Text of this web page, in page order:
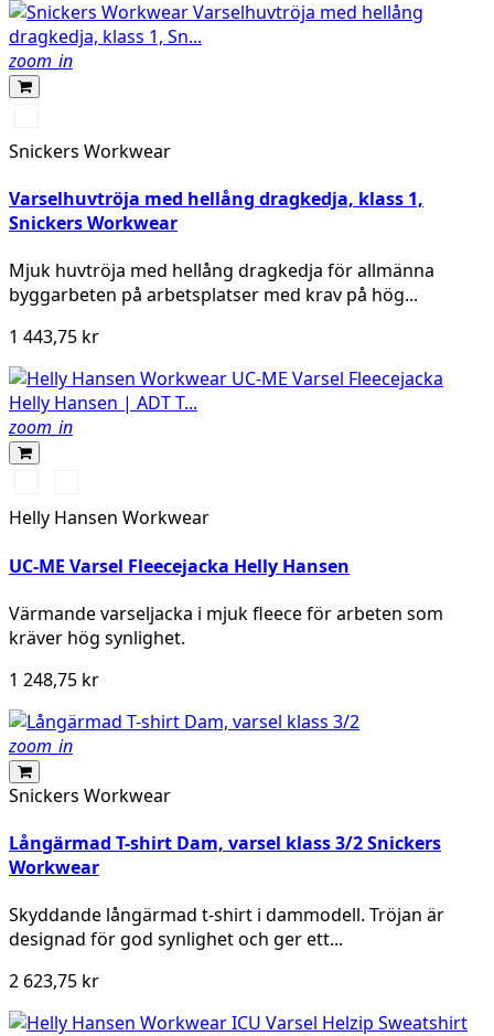
zoom_in
vis
yellow
Snickers Workwear
Varselhuvtröja med hellång dragkedja, klass 1,
Snickers Workwear
Mjuk huvtröja med hellång dragkedja för allmänna
byggarbeten på arbetsplatser med krav på hög...
1 443,75 kr
zoom_in
YELLOWORANGE
Helly Hansen Workwear
UC-ME Varsel Fleecejacka Helly Hansen
Värmande varseljacka i mjuk fleece för arbeten som
kräver hög synlighet.
1 248,75 kr
zoom_in
Snickers Workwear
Långärmad T-shirt Dam, varsel klass 3/2 Snickers
Workwear
Skyddande långärmad t-shirt i dammodell. Tröjan är
designad för god synlighet och ger ett...
2 623,75 kr